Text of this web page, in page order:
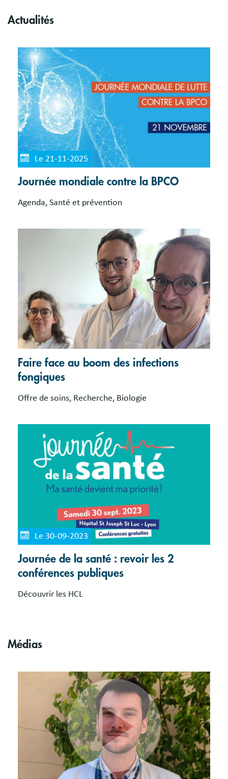
Actualités
Le 21-11-2025
Journée mondiale contre la BPCO
Agenda, Santé et prévention
Faire face au boom des infections
fongiques
Offre de soins, Recherche, Biologie
Le 30-09-2023
Journée de la santé : revoir les 2
conférences publiques
Découvrir les HCL
Médias